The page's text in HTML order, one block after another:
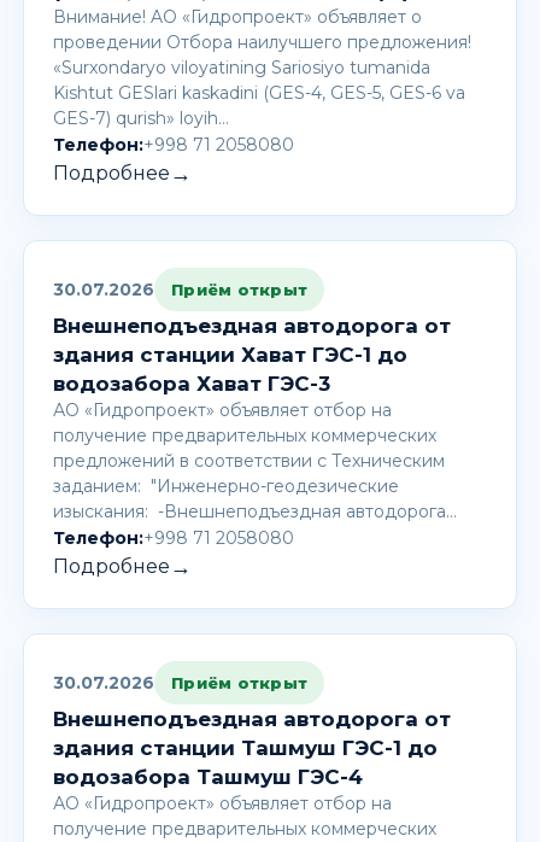
Внимание! AО «Гидропроект» объявляет о
проведении Отбора наилучшего предложения!
«Surxondaryo viloyatining Sariosiyo tumanida
Kishtut GESlari kaskadini (GES-4, GES-5, GES-6 va
GES-7) qurish» loyih…
Телефон:+998 71 2058080
Подробнее →
30.07.2026 Приём открыт
Внешнеподъездная автодорога от
здания станции Хават ГЭС-1 до
водозабора Хават ГЭС-3
АО «Гидропроект» объявляет отбор на
получение предварительных коммерческих
предложений в соответствии с Техническим
заданием: "Инженерно-геодезические
изыскания: -Внешнеподъездная автодорога…
Телефон:+998 71 2058080
Подробнее →
30.07.2026 Приём открыт
Внешнеподъездная автодорога от
здания станции Ташмуш ГЭС-1 до
водозабора Ташмуш ГЭС-4
АО «Гидропроект» объявляет отбор на
получение предварительных коммерческих